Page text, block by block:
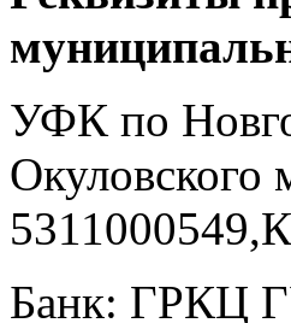
УФК по
Банк: ГРКЦ